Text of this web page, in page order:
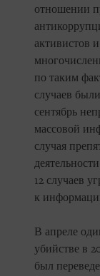
отношении
активистов
по таким
случаев
сентябрь
массовой
случая
12 случаев
к
В апреле
убийстве в
был